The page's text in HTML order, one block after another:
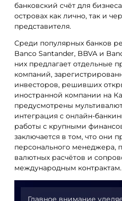
банковский счёт для
островах как лично, так и
представителя.
Среди популярных банков
Banco Santander, BBVA и
них предлагает отдельные
компаний,
инвесторов, решивших
иностранной компании на
предусмотрены
интеграция с онлайн-
работы с крупными
заключается в том, что они
персонального менеджера,
валютных расчётов и
международным контрактам.
Главное внимание